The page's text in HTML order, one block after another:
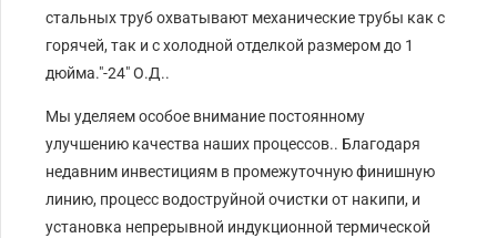
стальных труб охватывают механические трубы как с
горячей, так и с холодной отделкой размером до 1
дюйма.″-24″ О.Д..
Мы уделяем особое внимание постоянному
улучшению качества наших процессов.. Благодаря
недавним инвестициям в промежуточную финишную
линию, процесс водоструйной очистки от накипи, и
установка непрерывной индукционной термической